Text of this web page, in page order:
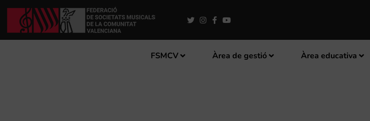
FSMCV Àrea de gestió Àrea educativa